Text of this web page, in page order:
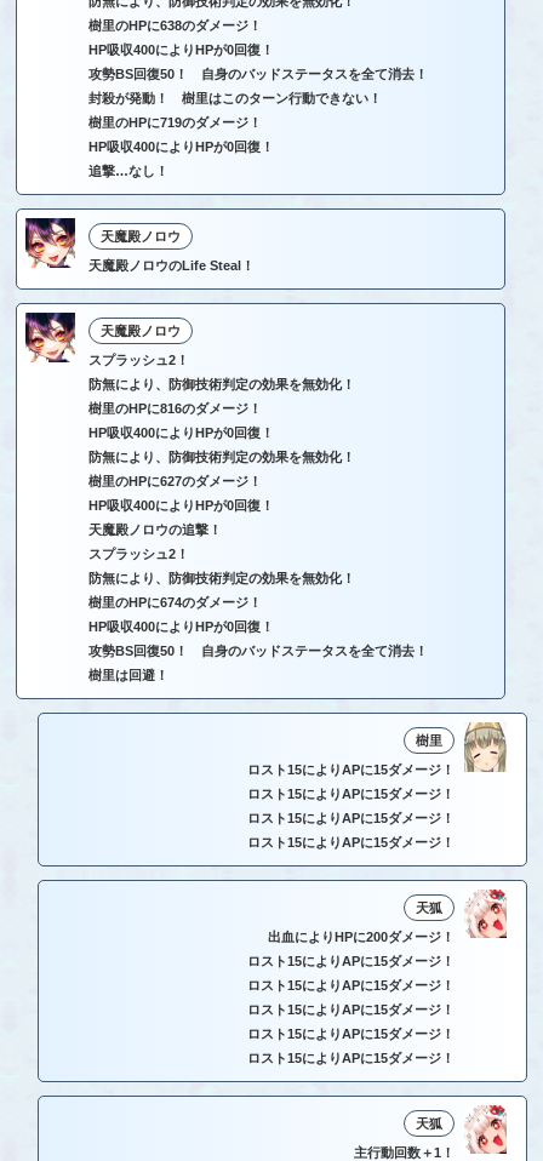
樹里のHPに638のダメージ！
HP吸収400によりHPが0回復！
攻勢BS回復50！ 自身のバッドステータスを全て消去！
封殺が発動！ 樹里はこのターン行動できない！
樹里のHPに719のダメージ！
HP吸収400によりHPが0回復！
追撃…なし！
天魔殿ノロウ
天魔殿ノロウのLife Steal！
天魔殿ノロウ
スプラッシュ2！
防無により、防御技術判定の効果を無効化！
樹里のHPに816のダメージ！
HP吸収400によりHPが0回復！
防無により、防御技術判定の効果を無効化！
樹里のHPに627のダメージ！
HP吸収400によりHPが0回復！
天魔殿ノロウの追撃！
スプラッシュ2！
防無により、防御技術判定の効果を無効化！
樹里のHPに674のダメージ！
HP吸収400によりHPが0回復！
攻勢BS回復50！ 自身のバッドステータスを全て消去！
樹里は回避！
樹里
ロスト15によりAPに15ダメージ！
ロスト15によりAPに15ダメージ！
ロスト15によりAPに15ダメージ！
ロスト15によりAPに15ダメージ！
天狐
出血によりHPに200ダメージ！
ロスト15によりAPに15ダメージ！
ロスト15によりAPに15ダメージ！
ロスト15によりAPに15ダメージ！
ロスト15によりAPに15ダメージ！
ロスト15によりAPに15ダメージ！
天狐
主行動回数＋1！